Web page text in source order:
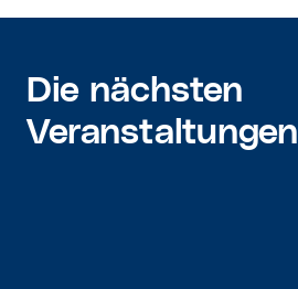
Die nächsten
Veranstaltungen